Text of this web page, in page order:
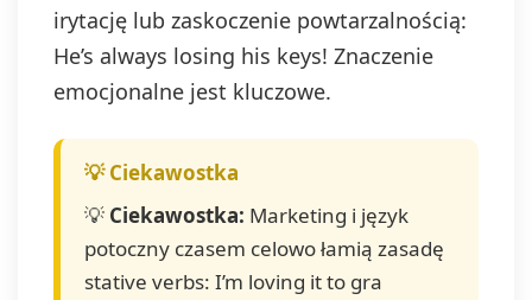
irytację lub zaskoczenie powtarzalnością:
He’s always losing his keys! Znaczenie
emocjonalne jest kluczowe.
💡 Ciekawostka: Marketing i język
potoczny czasem celowo łamią zasadę
stative verbs: I’m loving it to gra